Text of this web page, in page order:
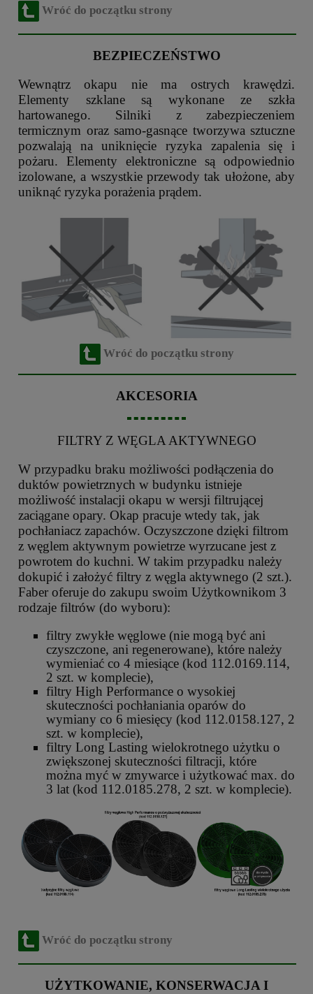
Wróć do początku strony
BEZPIECZEŃSTWO
Wewnątrz okapu nie ma ostrych krawędzi.
Elementy szklane są wykonane ze szkła
hartowanego. Silniki z zabezpieczeniem
termicznym oraz samo-gasnące tworzywa sztuczne
pozwalają na uniknięcie ryzyka zapalenia się i
pożaru. Elementy elektroniczne są odpowiednio
izolowane, a wszystkie przewody tak ułożone, aby
uniknąć ryzyka porażenia prądem.
Wróć do początku strony
AKCESORIA
FILTRY Z WĘGLA AKTYWNEGO
W przypadku braku możliwości podłączenia do
duktów powietrznych w budynku istnieje
możliwość instalacji okapu w wersji filtrującej
zaciągane opary. Okap pracuje wtedy tak, jak
pochłaniacz zapachów. Oczyszczone dzięki filtrom
z węglem aktywnym powietrze wyrzucane jest z
powrotem do kuchni. W takim przypadku należy
dokupić i założyć filtry z węgla aktywnego (2 szt.).
Faber oferuje do zakupu swoim Użytkownikom 3
rodzaje filtrów (do wyboru):
filtry zwykłe węglowe (nie mogą być ani
czyszczone, ani regenerowane), które należy
wymieniać co 4 miesiące (kod 112.0169.114,
2 szt. w komplecie),
filtry High Performance o wysokiej
skuteczności pochłaniania oparów do
wymiany co 6 miesięcy (kod 112.0158.127, 2
szt. w komplecie),
filtry Long Lasting wielokrotnego użytku o
zwiększonej skuteczności filtracji, które
można myć w zmywarce i użytkować max. do
3 lat (kod 112.0185.278, 2 szt. w komplecie).
Wróć do początku strony
UŻYTKOWANIE, KONSERWACJA I